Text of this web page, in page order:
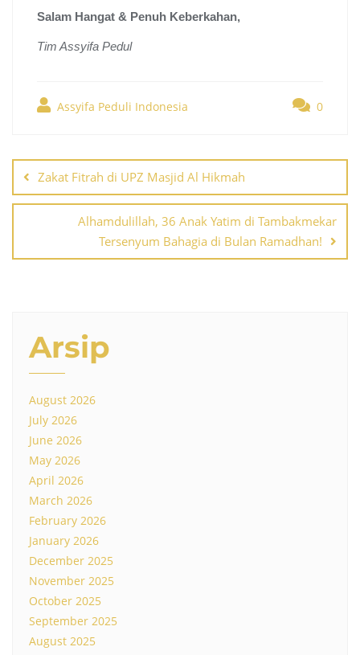
Salam Hangat & Penuh Keberkahan,
Tim Assyifa Pedul
Assyifa Peduli Indonesia 0
navigation
Zakat Fitrah di UPZ Masjid Al Hikmah
Alhamdulillah, 36 Anak Yatim di Tambakmekar
Tersenyum Bahagia di Bulan Ramadhan!
Arsip
August 2026
July 2026
June 2026
May 2026
April 2026
March 2026
February 2026
January 2026
December 2025
November 2025
October 2025
September 2025
August 2025